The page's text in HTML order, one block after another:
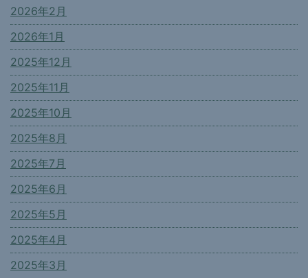
2026年2月
2026年1月
2025年12月
2025年11月
2025年10月
2025年8月
2025年7月
2025年6月
2025年5月
2025年4月
2025年3月